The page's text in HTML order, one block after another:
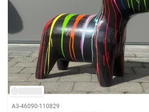
A3-46090-110829